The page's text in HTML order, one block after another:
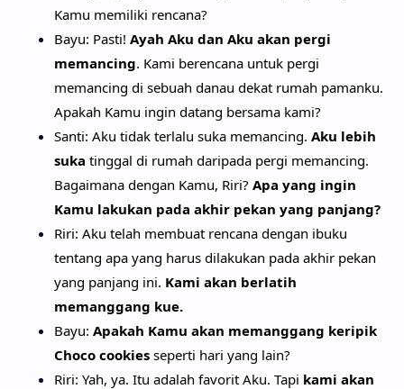
Kamu memiliki rencana?
Bayu: Pasti! Ayah Aku dan Aku akan pergi
memancing. Kami berencana untuk pergi
memancing di sebuah danau dekat rumah pamanku.
Apakah Kamu ingin datang bersama kami?
Santi: Aku tidak terlalu suka memancing. Aku lebih
suka tinggal di rumah daripada pergi memancing.
Bagaimana dengan Kamu, Riri? Apa yang ingin
Kamu lakukan pada akhir pekan yang panjang?
Riri: Aku telah membuat rencana dengan ibuku
tentang apa yang harus dilakukan pada akhir pekan
yang panjang ini. Kami akan berlatih
memanggang kue.
Bayu: Apakah Kamu akan memanggang keripik
Choco cookies seperti hari yang lain?
Riri: Yah, ya. Itu adalah favorit Aku. Tapi kami akan